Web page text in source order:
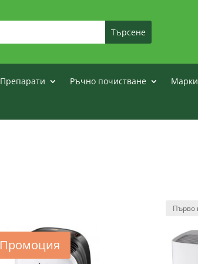
Препарати Ръчно почистване Марки
Промоция